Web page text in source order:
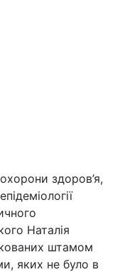
охорони здоров’я,
Наталія
штамом
яких не було в